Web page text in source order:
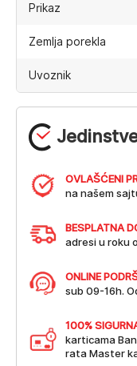
OVLAŠĆENI
na našem
BESPLATNA
adresi u roku
ONLINE
sub 09-16h.
100%
karticama
rata Master
Prikaz
Zemlja porekla
Uvoznik